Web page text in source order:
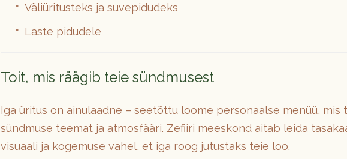
Väliüritusteks ja suvepidudeks
Laste pidudele
Toit, mis räägib teie sündmusest
Iga üritus on ainulaadne – seetõttu loome personaalse menüü, mis
sündmuse teemat ja atmosfääri. Zefiiri meeskond aitab leida
visuaali ja kogemuse vahel, et iga roog jutustaks teie loo.